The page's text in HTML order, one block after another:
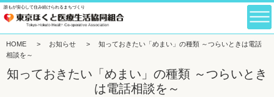
誰もが安心して住み続けられるまちづくり
HOME > お知らせ >
知っておきたい「めまい」の種類 ～つらいときは電話
相談を～
知っておきたい「めまい」の種類 ～つらいとき
は電話相談を～